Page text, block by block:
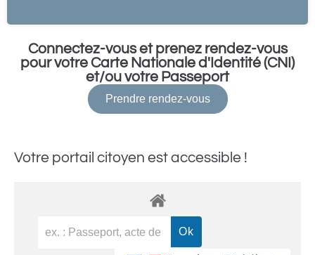
Connectez-vous et prenez rendez-vous
pour votre Carte Nationale d'Identité (CNI)
et/ou votre Passeport
Prendre rendez-vous
Votre portail citoyen est accessible !